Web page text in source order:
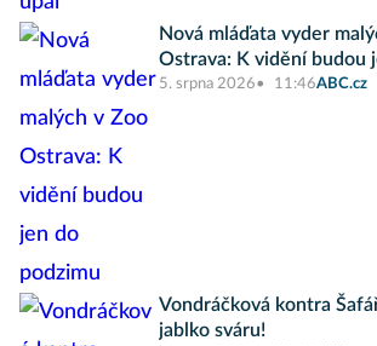
Nová mláďata vyder
Ostrava: K vidění budou
5. srpna 2026 11:46ABC.cz
Vondráčková kontra
jablko sváru!